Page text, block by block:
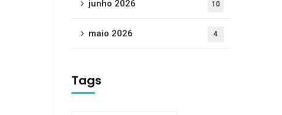
junho 2026 10
maio 2026 4
Tags